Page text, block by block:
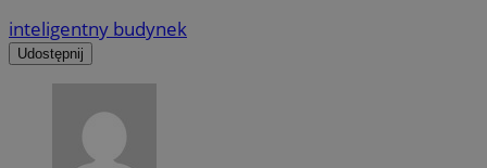
inteligentny budynek
Udostępnij